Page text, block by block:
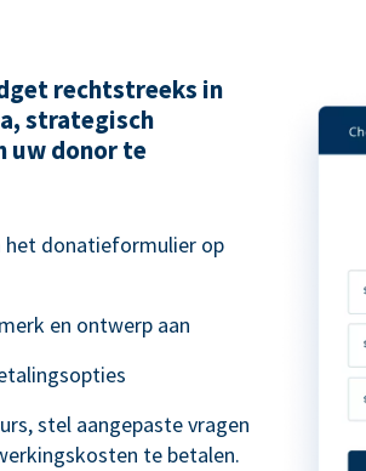
rechtstreeks in
strategisch
uw donor te
het donatieformulier op
en ontwerp aan
stel aangepaste vragen
te betalen.